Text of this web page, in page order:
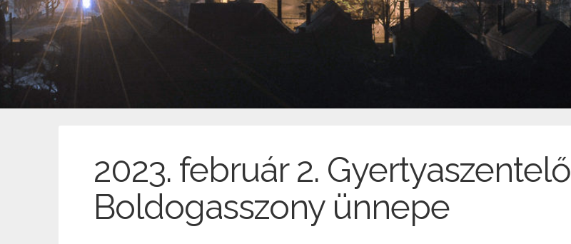
2023. február 2. Gyertyaszentelő
Boldogasszony ünnepe